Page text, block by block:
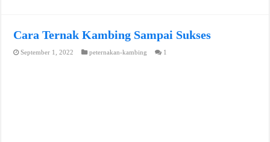
Cara Ternak Kambing Sampai Sukses
September 1, 2022 peternakan-kambing 1